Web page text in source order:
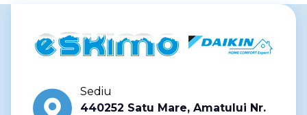
Sediu
440252 Satu Mare, Amatului Nr.